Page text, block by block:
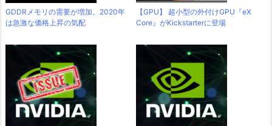
GDDRメモリの需要が増加。2020年
は急激な価格上昇の気配
【GPU】 超小型の外付けGPU『eX
Core』がKickstarterに登場